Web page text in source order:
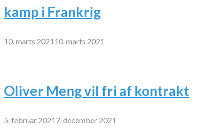
kamp i Frankrig
10. marts 2021 10. marts 2021
Oliver Meng vil fri af kontrakt
5. februar 2021 7. december 2021